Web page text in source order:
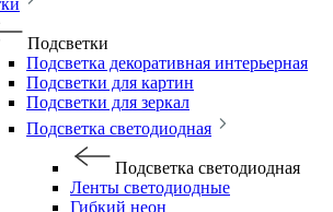
Подсветки
Подсветка декоративная интерьерная
Подсветки для картин
Подсветки для зеркал
Подсветка светодиодная
Подсветка светодиодная
Ленты светодиодные
Гибкий неон